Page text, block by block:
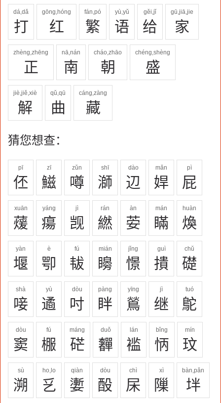
dá,dǎ
打
gōng,hóng
红
fán,pó
繁
yù,yǔ
语
gěi,jǐ
给
gū,jiā,jie
家
zhèng,zhēng
正
nā,nán
南
cháo,zhāo
朝
chéng,shèng
盛
jiè,jiě,xiè
解
qǔ,qū
曲
cáng,zàng
藏
猜您想查：
pī
伾
zī
鰦
zǔn
噂
shī
溮
dào
辺
mǎn
娨
pì
屁
xuān
蕿
yáng
瘍
jì
觊
rán
繎
àn
荌
mán
瞞
huàn
煥
yàn
堰
è
卾
fú
韨
mián
矈
jǐng
憬
guì
撌
chǔ
礎
shà
唼
yù
遹
dòu
吋
pàng
眫
yīng
鶑
jì
继
tuó
鴕
dòu
窦
fú
棴
máng
硭
duǒ
奲
lán
褴
bǐng
怲
mín
玟
sù
溯
ho,lo
乥
qiàn
嬱
dòu
酘
chì
杘
xì
隟
bàn,pǎn
坢